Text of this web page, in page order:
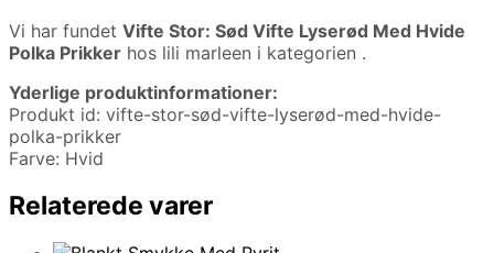
Vi har fundet Vifte Stor: Sød Vifte Lyserød Med Hvide
Polka Prikker hos lili marleen i kategorien .
Yderlige produktinformationer:
Produkt id: vifte-stor-sød-vifte-lyserød-med-hvide-
polka-prikker
Farve: Hvid
Relaterede varer